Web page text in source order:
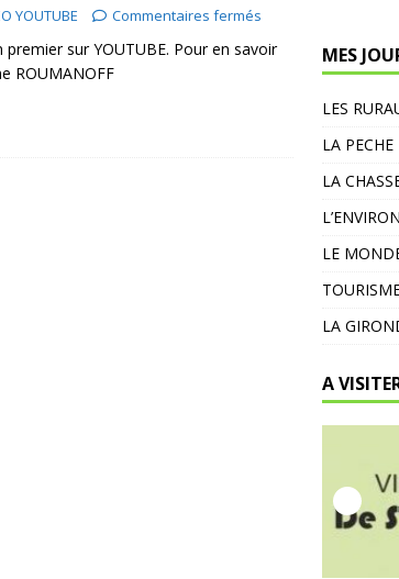
YOUTUBE Commentaires fermés
sur YOUTUBE. Pour en savoir
ROUMANOFF
MES
LES
LA PECHE
LA
LE
LA
A